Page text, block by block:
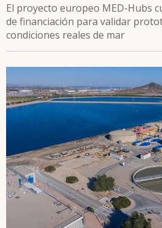
El proyecto europeo MED-Hubs
de financiación para validar
condiciones reales de mar